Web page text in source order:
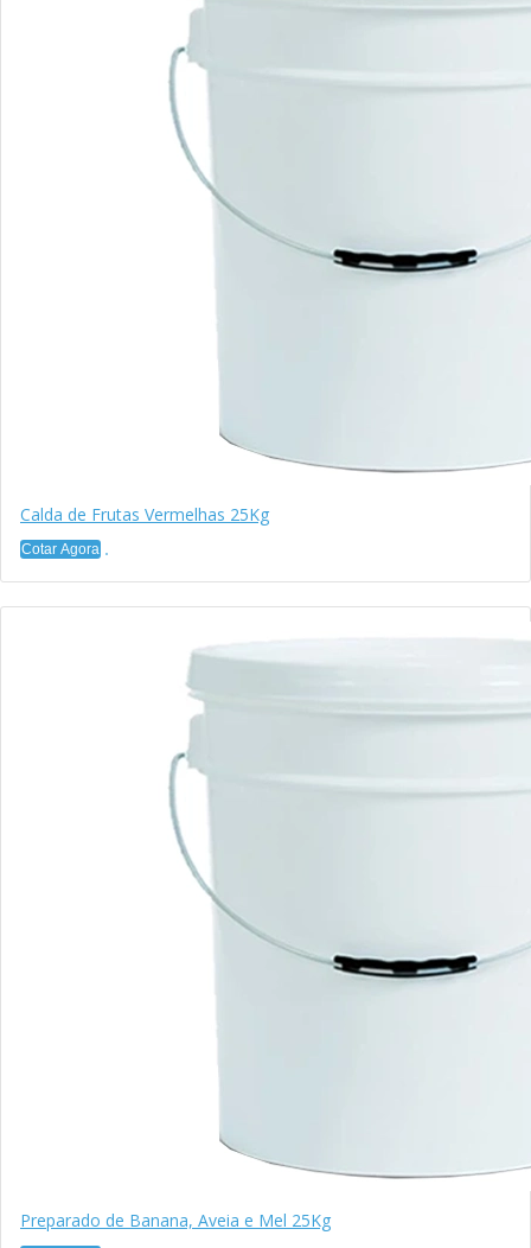
Calda de Frutas Vermelhas 25Kg
Cotar Agora
Preparado de Banana, Aveia e Mel 25Kg